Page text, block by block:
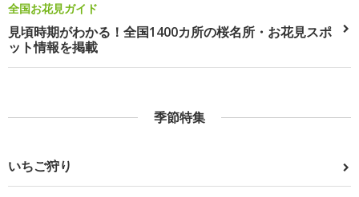
全国お花見ガイド
見頃時期がわかる！全国1400カ所の桜名所・お花見スポ
ット情報を掲載
季節特集
いちご狩り